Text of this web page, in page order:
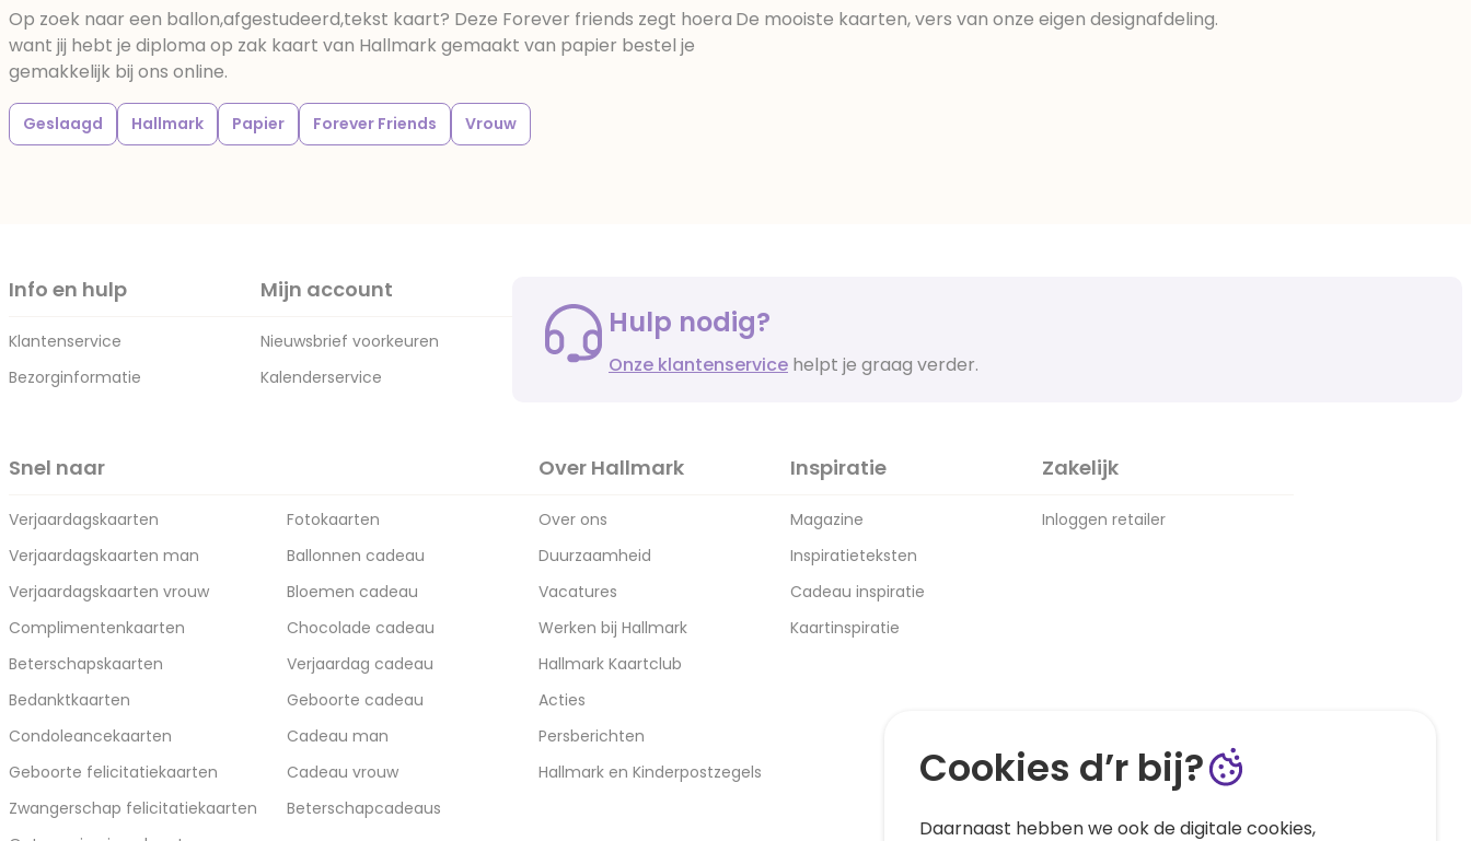
Op zoek naar een ballon,afgestudeerd,tekst kaart? Deze Forever friends zegt hoera
want jij hebt je diploma op zak kaart van Hallmark gemaakt van papier bestel je
gemakkelijk bij ons online.
Geslaagd Hallmark Papier Forever Friends Vrouw
De mooiste kaarten, vers van onze eigen designafdeling.
Info en hulp
Klantenservice
Bezorginformatie
Mijn account
Nieuwsbrief voorkeuren
Kalenderservice
Hulp nodig?
Onze klantenservice helpt je graag verder.
Snel naar
Verjaardagskaarten
Verjaardagskaarten man
Verjaardagskaarten vrouw
Complimentenkaarten
Beterschapskaarten
Bedanktkaarten
Condoleancekaarten
Geboorte felicitatiekaarten
Zwangerschap felicitatiekaarten
Fotokaarten
Ballonnen cadeau
Bloemen cadeau
Chocolade cadeau
Verjaardag cadeau
Geboorte cadeau
Cadeau man
Cadeau vrouw
Beterschapcadeaus
Over Hallmark
Over ons
Duurzaamheid
Vacatures
Werken bij Hallmark
Hallmark Kaartclub
Acties
Persberichten
Hallmark en Kinderpostzegels
Inspiratie
Magazine
Inspiratieteksten
Cadeau inspiratie
Kaartinspiratie
Zakelijk
Inloggen retailer
Cookies d’r bij?
Daarnaast hebben we ook de digitale cookies,